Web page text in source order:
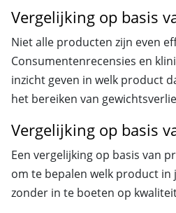
Vergelijking op basis
Niet alle producten zijn even
Consumentenrecensies en
inzicht geven in welk product
het bereiken van
Vergelijking op basis
Een vergelijking op basis van
om te bepalen welk product
zonder in te boeten op